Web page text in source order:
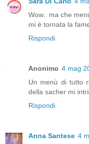
Wow.. ma che
mi è tornata la
Rispondi
Anonimo 4 mag
Un menù di tutto
della sacher mi
Rispondi
Anna Santese 4